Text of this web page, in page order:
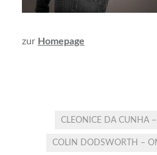
zur Homepage
CLEONICE DA CUNHA
COLIN DODSWORTH –